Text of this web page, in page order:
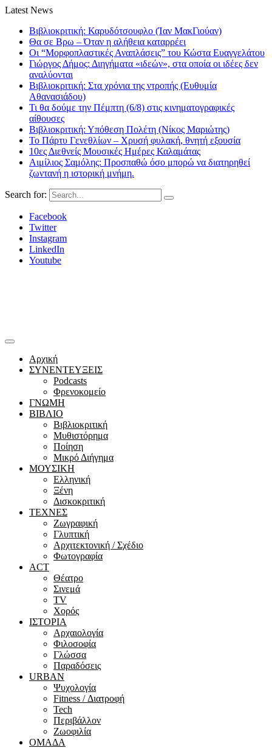
Latest News
Βιβλιοκριτική: Καρυδότσουφλο (Ίαν ΜακΓιούαν)
Θα σε Βρω – Όταν η αλήθεια καταρρέει
Οι “Μορφοπλαστικές Αναπλάσεις” του Κώστα Ευαγγελάτου
Γιώργος Δήμος: Διηγήματα «ιδεών», στα οποία οι ιδέες δεν
αναλύονται
Βιβλιοκριτική: Στα χρόνια της ντροπής (Ευθυμία
Αθανασιάδου)
Τι θα δούμε την Πέμπτη (6/8) στις κινηματογραφικές
αίθουσες
Βιβλιοκριτική: Υπόθεση Πολέτη (Νίκος Μαριώτης)
Το Πάρτυ Γενεθλίων – Χρυσή φυλακή, θνητή εξουσία
10ες Διεθνείς Μουσικές Ημέρες Καλαμάτας
Αιμίλιος Σαμόλης: Προσπαθώ όσο μπορώ να διατηρηθεί
ζωντανή η ιστορική μνήμη.
Search for:
Facebook
Twitter
Instagram
LinkedIn
Youtube
Αρχική
ΣΥΝΕΝΤΕΥΞΕΙΣ
Podcasts
Φρενοκομείο
ΓΝΩΜΗ
ΒΙΒΛΙΟ
Βιβλιοκριτική
Μυθιστόρημα
Ποίηση
Μικρό Διήγημα
ΜΟΥΣΙΚΗ
Ελληνική
Ξένη
Δισκοκριτική
ΤΕΧΝΕΣ
Ζωγραφική
Γλυπτική
Αρχιτεκτονική / Σχέδιο
Φωτογραφία
ACT
Θέατρο
Σινεμά
ΤV
Χορός
ΙΣΤΟΡΙΑ
Αρχαιολογία
Φιλοσοφία
Γλώσσα
Παραδόσεις
URBAN
Ψυχολογία
Fitness / Διατροφή
Tech
Περιβάλλον
Ζωοφιλία
ΟΜΑΔΑ